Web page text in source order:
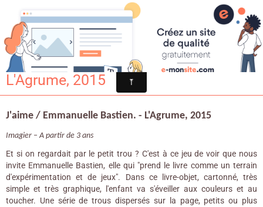
Croqu'livre
J'aime / Emmanuelle Bastien. -
L'Agrume, 2015
J'aime / Emmanuelle Bastien. - L'Agrume, 2015
Imagier – A partir de 3 ans
Et si on regardait par le petit trou ? C'est à ce jeu de voir que nous
invite Emmanuelle Bastien, elle qui "prend le livre comme un terrain
d'expérimentation et de jeux". Dans ce livre-objet, cartonné, très
simple et très graphique, l'enfant va s'éveiller aux couleurs et au
toucher. Une série de trous dispersés sur la page, petits ou plus